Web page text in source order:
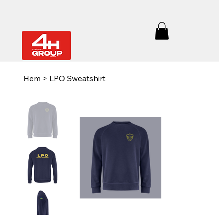
Hem > LPO Sweatshirt